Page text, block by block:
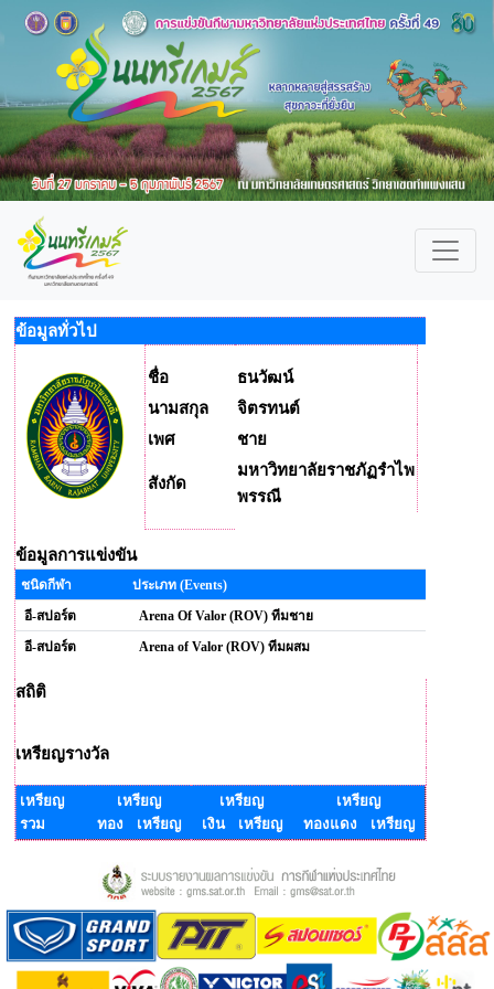
ข้อมูลทั่วไป
ชื่อ
ธนวัฒน์
นามสกุล
จิตรทนต์
เพศ
ชาย
สังกัด
มหาวิทยาลัยราชภัฏรำไพ
พรรณี
ข้อมูลการแข่งขัน
ชนิดกีฬา
ประเภท (Events)
อี-สปอร์ต
Arena Of Valor (ROV) ทีมชาย
อี-สปอร์ต
Arena of Valor (ROV) ทีมผสม
สถิติ
เหรียญรางวัล
เหรียญ
รวม
เหรียญ
ทอง เหรียญ
เหรียญ
เงิน เหรียญ
เหรียญ
ทองแดง เหรียญ